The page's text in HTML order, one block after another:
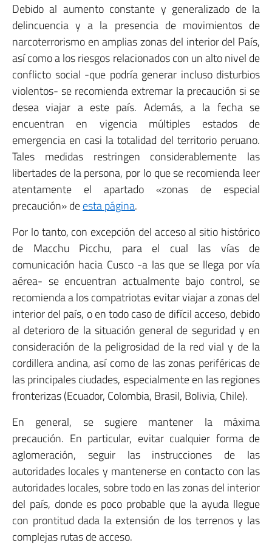
Debido al aumento constante y generalizado de la
delincuencia y a la presencia de movimientos de
narcoterrorismo en amplias zonas del interior del País,
así como a los riesgos relacionados con un alto nivel de
conflicto social -que podría generar incluso disturbios
violentos- se recomienda extremar la precaución si se
desea viajar a este país. Además, a la fecha se
encuentran en vigencia múltiples estados de
emergencia en casi la totalidad del territorio peruano.
Tales medidas restringen considerablemente las
libertades de la persona, por lo que se recomienda leer
atentamente el apartado «zonas de especial
precaución» deesta página.
Por lo tanto, con excepción del acceso al sitio histórico
de Macchu Picchu, para el cual las vías de
comunicación hacia Cusco -a las que se llega por vía
aérea- se encuentran actualmente bajo control, se
recomienda a los compatriotas evitar viajar a zonas del
interior del país, o en todo caso de difícil acceso, debido
al deterioro de la situación general de seguridad y en
consideración de la peligrosidad de la red vial y de la
cordillera andina, así como de las zonas periféricas de
las principales ciudades, especialmente en las regiones
fronterizas (Ecuador, Colombia, Brasil, Bolivia, Chile).
En general, se sugiere mantener la máxima
precaución. En particular, evitar cualquier forma de
aglomeración, seguir las instrucciones de las
autoridades locales y mantenerse en contacto con las
autoridades locales, sobre todo en las zonas del interior
del país, donde es poco probable que la ayuda llegue
con prontitud dada la extensión de los terrenos y las
complejas rutas de acceso.